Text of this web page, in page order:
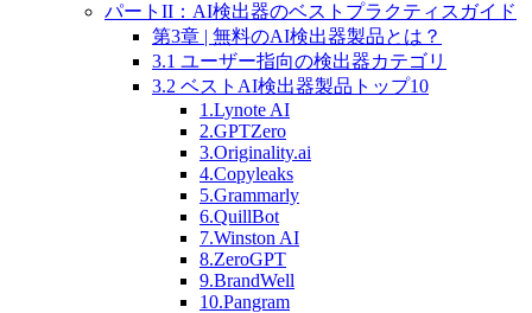
パートII：AI検出器のベストプラクティスガイド
第3章 | 無料のAI検出器製品とは？
3.1 ユーザー指向の検出器カテゴリ
3.2 ベストAI検出器製品トップ10
1.Lynote AI
2.GPTZero
3.Originality.ai
4.Copyleaks
5.Grammarly
6.QuillBot
7.Winston AI
8.ZeroGPT
9.BrandWell
10.Pangram